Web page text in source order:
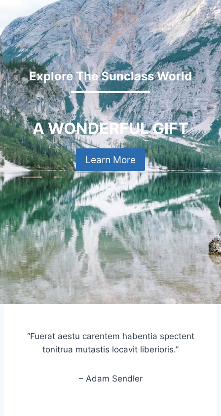
Explore The Sunclass World
A WONDERFUL GIFT
Learn More
“Fuerat aestu carentem habentia spectent
tonitrua mutastis locavit liberioris.”
– Adam Sendler